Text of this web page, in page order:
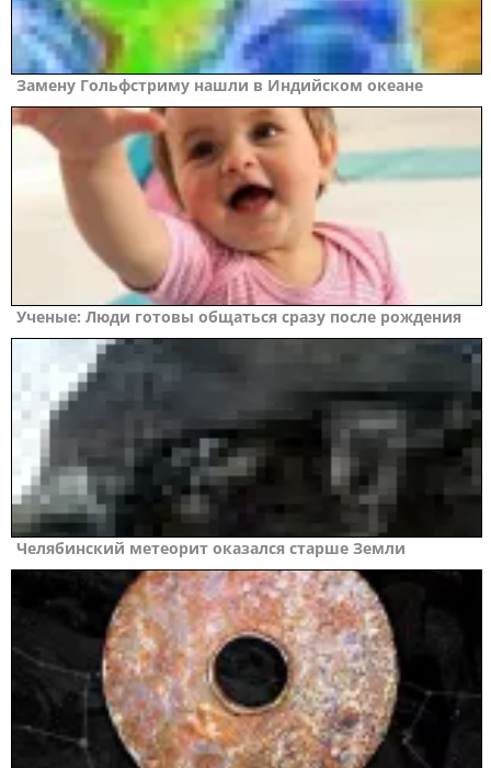
Замену Гольфстриму нашли в Индийском океане
Ученые: Люди готовы общаться сразу после рождения
Челябинский метеорит оказался старше Земли